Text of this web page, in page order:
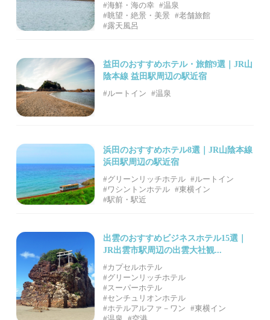
#海鮮・海の幸 #温泉
#眺望・絶景・美景 #老舗旅館
#露天風呂
益田のおすすめホテル・旅館9選｜JR山
陰本線 益田駅周辺の駅近宿
#ルートイン #温泉
浜田のおすすめホテル8選｜JR山陰本線
浜田駅周辺の駅近宿
#グリーンリッチホテル #ルートイン
#ワシントンホテル #東横イン
#駅前・駅近
出雲のおすすめビジネスホテル15選｜
JR出雲市駅周辺の出雲大社観...
#カプセルホテル
#グリーンリッチホテル
#スーパーホテル
#センチュリオンホテル
#ホテルアルファ－ワン
#東横イン